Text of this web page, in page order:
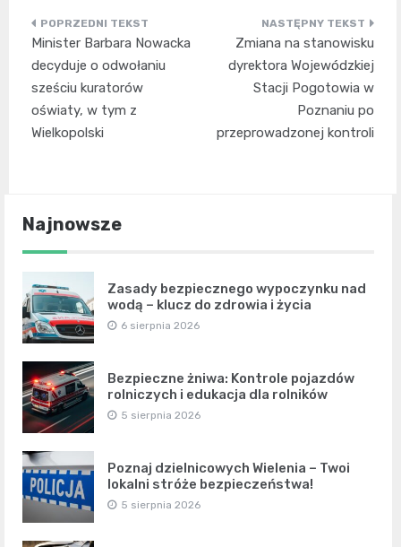
Nawigacja
wpisu
Minister Barbara Nowacka
decyduje o odwołaniu
sześciu kuratorów
oświaty, w tym z
Wielkopolski
Zmiana na stanowisku
dyrektora Wojewódzkiej
Stacji Pogotowia w
Poznaniu po
przeprowadzonej kontroli
Najnowsze
Zasady bezpiecznego wypoczynku nad
wodą – klucz do zdrowia i życia
6 sierpnia 2026
Bezpieczne żniwa: Kontrole pojazdów
rolniczych i edukacja dla rolników
5 sierpnia 2026
Poznaj dzielnicowych Wielenia – Twoi
lokalni stróże bezpieczeństwa!
5 sierpnia 2026